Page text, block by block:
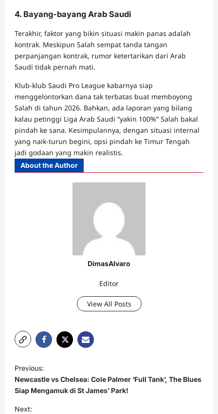
4. Bayang-bayang Arab Saudi
Terakhir, faktor yang bikin situasi makin panas adalah
kontrak. Meskipun Salah sempat tanda tangan
perpanjangan kontrak, rumor ketertarikan dari Arab
Saudi tidak pernah mati.
Klub-klub Saudi Pro League kabarnya siap
menggelontorkan dana tak terbatas buat memboyong
Salah di tahun 2026. Bahkan, ada laporan yang bilang
kalau petinggi Liga Arab Saudi “yakin 100%” Salah bakal
pindah ke sana. Kesimpulannya, dengan situasi internal
yang naik-turun begini, opsi pindah ke Timur Tengah
jadi godaan yang makin realistis.
Adobet88
Taruhan
Naga303
OnebetAsia
About the Author
DimasAlvaro
Editor
View All Posts
o
s
t
Previous:
Newcastle vs Chelsea: Cole Palmer ‘Full Tank’, The Blues
Siap Mengamuk di St James’ Park!
Next: